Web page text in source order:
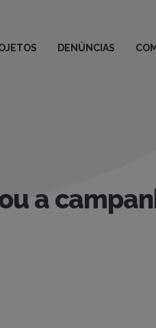
DENÚNCIAS
a